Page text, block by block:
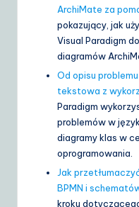
ArchiMate za
pokazujący, jak
Visual Paradigm
diagramów
Od opisu
tekstowa z
Paradigm
problemów w
diagramy klas w
oprogramowania.
Jak
BPMN i
kroku